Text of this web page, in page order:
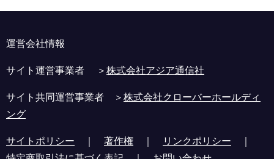
運営会社情報
サイト運営事業者 ＞株式会社アジア通信社
サイト共同運営事業者 ＞株式会社クローバーホールディ
ング
サイトポリシー ｜ 著作権 ｜ リンクポリシー ｜